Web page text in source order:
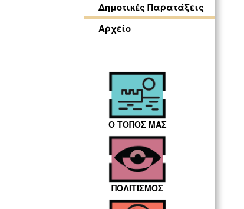
Δημοτικές Παρατάξεις
Αρχείο
Ο ΤΟΠΟΣ ΜΑΣ
ΠΟΛΙΤΙΣΜΟΣ